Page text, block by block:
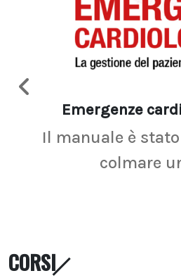
Emergenze
Il manuale è
colmare
CORSI